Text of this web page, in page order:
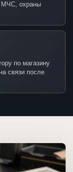
МЧС, охраны
по магазину
связи после